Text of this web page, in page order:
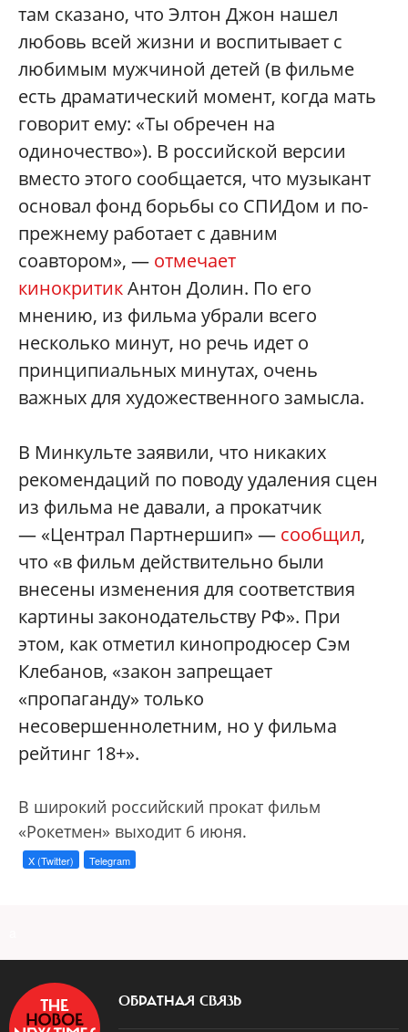
там сказано, что Элтон Джон нашел
любовь всей жизни и воспитывает с
любимым мужчиной детей (в фильме
есть драматический момент, когда мать
говорит ему: «Ты обречен на
одиночество»). В российской версии
вместо этого сообщается, что музыкант
основал фонд борьбы со СПИДом и по-
прежнему работает с давним
соавтором», — отмечает
кинокритикАнтон Долин. По его
мнению, из фильма убрали всего
несколько минут, но речь идет о
принципиальных минутах, очень
важных для художественного замысла.
В Минкульте заявили, что никаких
рекомендаций по поводу удаления сцен
из фильма не давали, а прокатчик
— «Централ Партнершип» — сообщил,
что «в фильм действительно были
внесены изменения для соответствия
картины законодательству РФ». При
этом, как отметил кинопродюсер Сэм
Клебанов, «закон запрещает
«пропаганду» только
несовершеннолетним, но у фильма
рейтинг 18+».
В широкий российский прокат фильм
«Рокетмен» выходит 6 июня.
X (Twitter) Telegram
ОБРАТНАЯ СВЯЗЬ